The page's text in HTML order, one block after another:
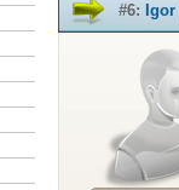
#6: Igor